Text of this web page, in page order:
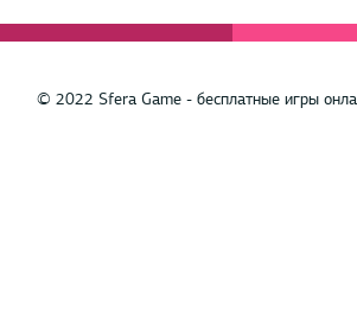
© 2022 Sfera Game - бесплатные игры